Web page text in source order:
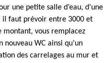
une petite salle d’eau, d’une
il faut prévoir entre 3000 et
montant, vous remplacez
nouveau WC ainsi qu’un
des carrelages au mur et